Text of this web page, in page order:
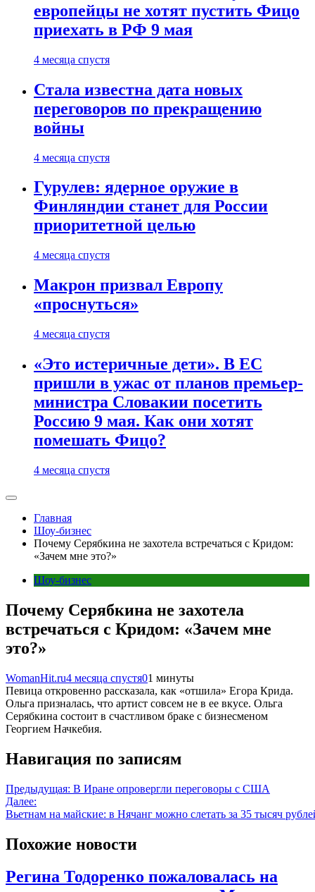
европейцы не хотят пустить Фицо
приехать в РФ 9 мая
4 месяца спустя
Стала известна дата новых
переговоров по прекращению
войны
4 месяца спустя
Гурулев: ядерное оружие в
Финляндии станет для России
приоритетной целью
4 месяца спустя
Макрон призвал Европу
«проснуться»
4 месяца спустя
«Это истеричные дети». В ЕС
пришли в ужас от планов премьер-
министра Словакии посетить
Россию 9 мая. Как они хотят
помешать Фицо?
4 месяца спустя
Главная
Шоу-бизнес
Почему Серябкина не захотела встречаться с Кридом:
«Зачем мне это?»
Шоу-бизнес
Почему Серябкина не захотела
встречаться с Кридом: «Зачем мне
это?»
WomanHit.ru4 месяца спустя01 минуты
Певица откровенно рассказала, как «отшила» Егора Крида.
Ольга призналась, что артист совсем не в ее вкусе. Ольга
Серябкина состоит в счастливом браке с бизнесменом
Георгием Начкебия.
Навигация по записям
Предыдущая: В Иране опровергли переговоры с США
Далее:
Вьетнам на майские: в Нячанг можно слетать за 35 тысяч
Похожие новости
Регина Тодоренко пожаловалась на